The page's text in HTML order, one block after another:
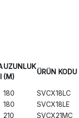
UZUNLUK
(M)
ÜRÜN KODU
180 SVCX18LC
180 SVCX18LE
210 SVCX21MC